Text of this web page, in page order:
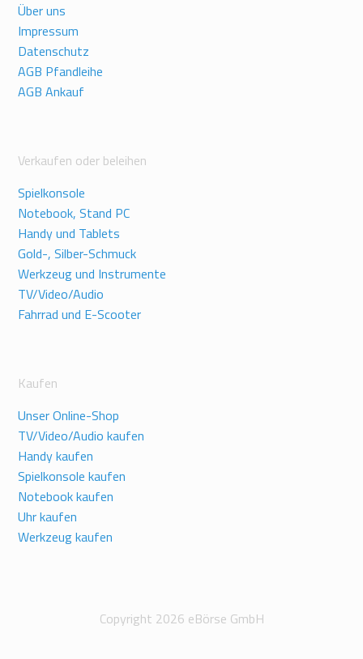
Über uns
Impressum
Datenschutz
AGB Pfandleihe
AGB Ankauf
Verkaufen oder beleihen
Spielkonsole
Notebook, Stand PC
Handy und Tablets
Gold-, Silber-Schmuck
Werkzeug und Instrumente
TV/Video/Audio
Fahrrad und E-Scooter
Kaufen
Unser Online-Shop
TV/Video/Audio kaufen
Handy kaufen
Spielkonsole kaufen
Notebook kaufen
Uhr kaufen
Werkzeug kaufen
Copyright 2026 eBörse GmbH